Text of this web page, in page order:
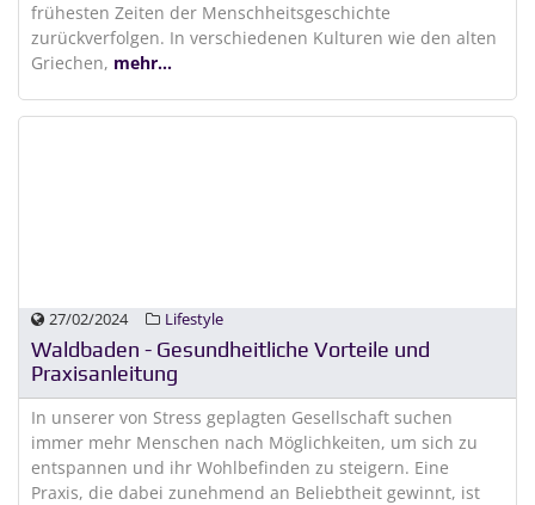
frühesten Zeiten der Menschheitsgeschichte
zurückverfolgen. In verschiedenen Kulturen wie den alten
Griechen, mehr...
27/02/2024 Lifestyle
Waldbaden - Gesundheitliche Vorteile und
Praxisanleitung
In unserer von Stress geplagten Gesellschaft suchen
immer mehr Menschen nach Möglichkeiten, um sich zu
entspannen und ihr Wohlbefinden zu steigern. Eine
Praxis, die dabei zunehmend an Beliebtheit gewinnt, ist